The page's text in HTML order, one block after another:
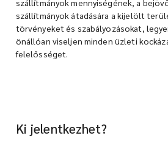
szállítmányok mennyiségének, a
szállítmányok átadására a kijelölt
törvényeket és szabályozásokat,
önállóan viseljen minden üzleti
felelősséget.
Ki jelentkezhet?